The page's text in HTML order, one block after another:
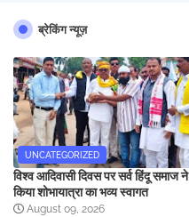
ब्रेकिंग न्यूज़
UNCATEGORIZED
विश्व आदिवासी दिवस पर सर्व हिंदू समाज ने
किया शोभायात्रा का भव्य स्वागत
August 09, 2026